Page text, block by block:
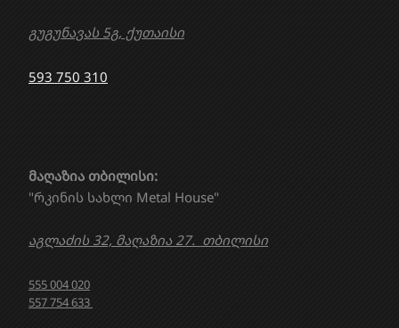
მაღაზია თბილისი:
"რკინის სახლი Metal House"
აგლაძის 32, მაღაზია 27. თბილისი
555 004 020
557 754 633
გუგუნავას 5გ, ქუთაისი
593 750 310